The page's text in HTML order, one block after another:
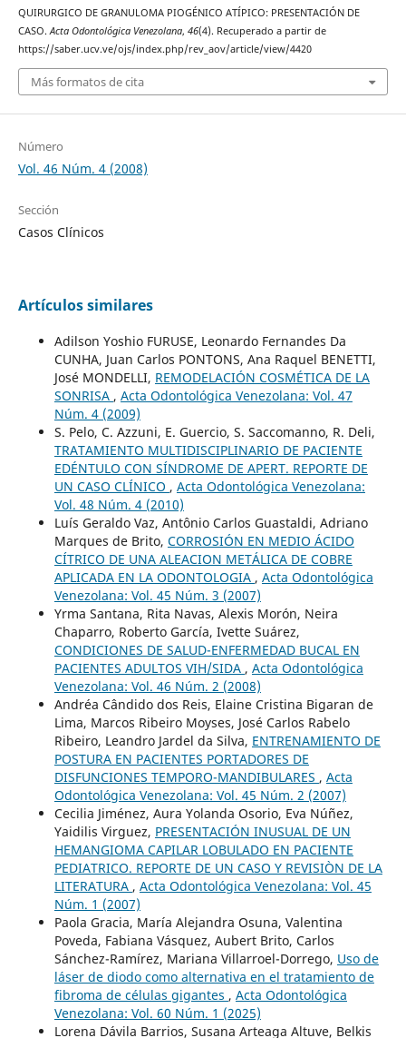
QUIRURGICO DE GRANULOMA PIOGÉNICO ATÍPICO: PRESENTACIÓN DE
CASO.Acta Odontológica Venezolana, 46(4). Recuperado a partir de
https://saber.ucv.ve/ojs/index.php/rev_aov/article/view/4420
Más formatos de cita
Número
Vol. 46 Núm. 4 (2008)
Sección
Casos Clínicos
Artículos similares
Adilson Yoshio FURUSE, Leonardo Fernandes Da
CUNHA, Juan Carlos PONTONS, Ana Raquel BENETTI,
José MONDELLI, REMODELACIÓN COSMÉTICA DE LA
SONRISA , Acta Odontológica Venezolana: Vol. 47
Núm. 4 (2009)
S. Pelo, C. Azzuni, E. Guercio, S. Saccomanno, R. Deli,
TRATAMIENTO MULTIDISCIPLINARIO DE PACIENTE
EDÉNTULO CON SÍNDROME DE APERT. REPORTE DE
UN CASO CLÍNICO , Acta Odontológica Venezolana:
Vol. 48 Núm. 4 (2010)
Luís Geraldo Vaz, Antônio Carlos Guastaldi, Adriano
Marques de Brito, CORROSIÓN EN MEDIO ÁCIDO
CÍTRICO DE UNA ALEACION METÁLICA DE COBRE
APLICADA EN LA ODONTOLOGIA , Acta Odontológica
Venezolana: Vol. 45 Núm. 3 (2007)
Yrma Santana, Rita Navas, Alexis Morón, Neira
Chaparro, Roberto García, Ivette Suárez,
CONDICIONES DE SALUD-ENFERMEDAD BUCAL EN
PACIENTES ADULTOS VIH/SIDA , Acta Odontológica
Venezolana: Vol. 46 Núm. 2 (2008)
Andréa Cândido dos Reis, Elaine Cristina Bigaran de
Lima, Marcos Ribeiro Moyses, José Carlos Rabelo
Ribeiro, Leandro Jardel da Silva, ENTRENAMIENTO DE
POSTURA EN PACIENTES PORTADORES DE
DISFUNCIONES TEMPORO-MANDIBULARES , Acta
Odontológica Venezolana: Vol. 45 Núm. 2 (2007)
Cecilia Jiménez, Aura Yolanda Osorio, Eva Núñez,
Yaidilis Virguez, PRESENTACIÓN INUSUAL DE UN
HEMANGIOMA CAPILAR LOBULADO EN PACIENTE
PEDIATRICO. REPORTE DE UN CASO Y REVISIÒN DE LA
LITERATURA , Acta Odontológica Venezolana: Vol. 45
Núm. 1 (2007)
Paola Gracia, María Alejandra Osuna, Valentina
Poveda, Fabiana Vásquez, Aubert Brito, Carlos
Sánchez-Ramírez, Mariana Villarroel-Dorrego, Uso de
láser de diodo como alternativa en el tratamiento de
fibroma de células gigantes , Acta Odontológica
Venezolana: Vol. 60 Núm. 1 (2025)
Lorena Dávila Barrios, Susana Arteaga Altuve, Belkis